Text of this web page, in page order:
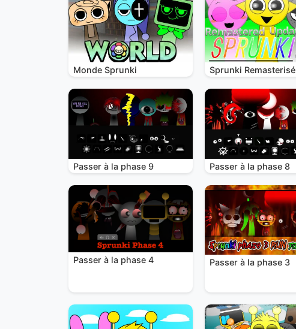
Monde Sprunki Sprunki Remasterisé
Passer à la phase 9 Passer à la phase 8
Passer à la phase 4 Passer à la phase 3